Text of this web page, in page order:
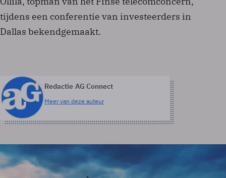
tijdens een conferentie van investeerders in
Dallas bekendgemaakt.
Redactie AG Connect
Meer van deze auteur